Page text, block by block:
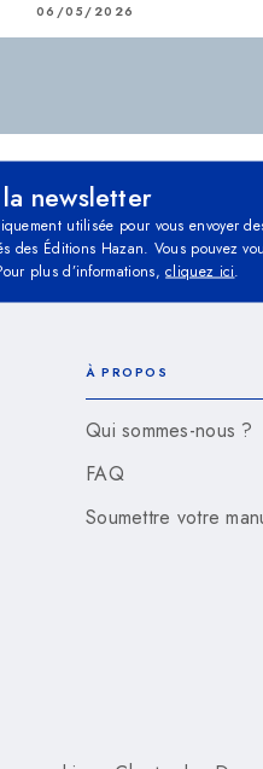
06/05/2026
newsletter
utilisée pour vous envoyer
des Éditions Hazan. Vous pouvez
plus d’informations,cliquez ici.
À PROPOS
Qui sommes-nous ?
FAQ
Soumettre votre